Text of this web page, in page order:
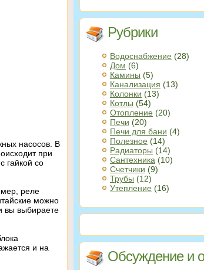
насосов. В
при
гайкой со
реле
можно
вы выбираете
и на
Рубрики
Водоснабжение (28)
Дом (6)
Камины (5)
Канализация (13)
Колонки (13)
Котлы (54)
Отопление (20)
Печи (20)
Печи для бани (4)
Полезное (14)
Радиаторы (14)
Сантехника (10)
Счетчики (9)
Трубы (12)
Утепление (16)
Обсуждение и